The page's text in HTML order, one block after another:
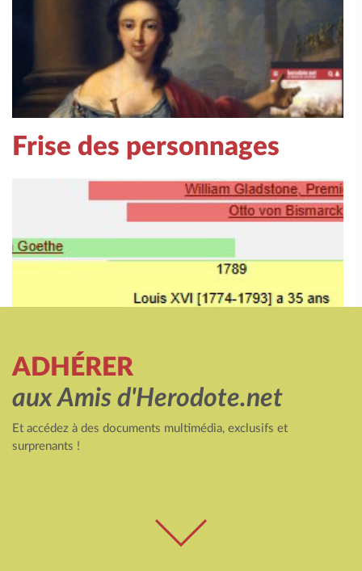
Frise des personnages
ADHÉRER
aux Amis d'Herodote.net
Et accédez à des documents multimédia, exclusifs et
surprenants !